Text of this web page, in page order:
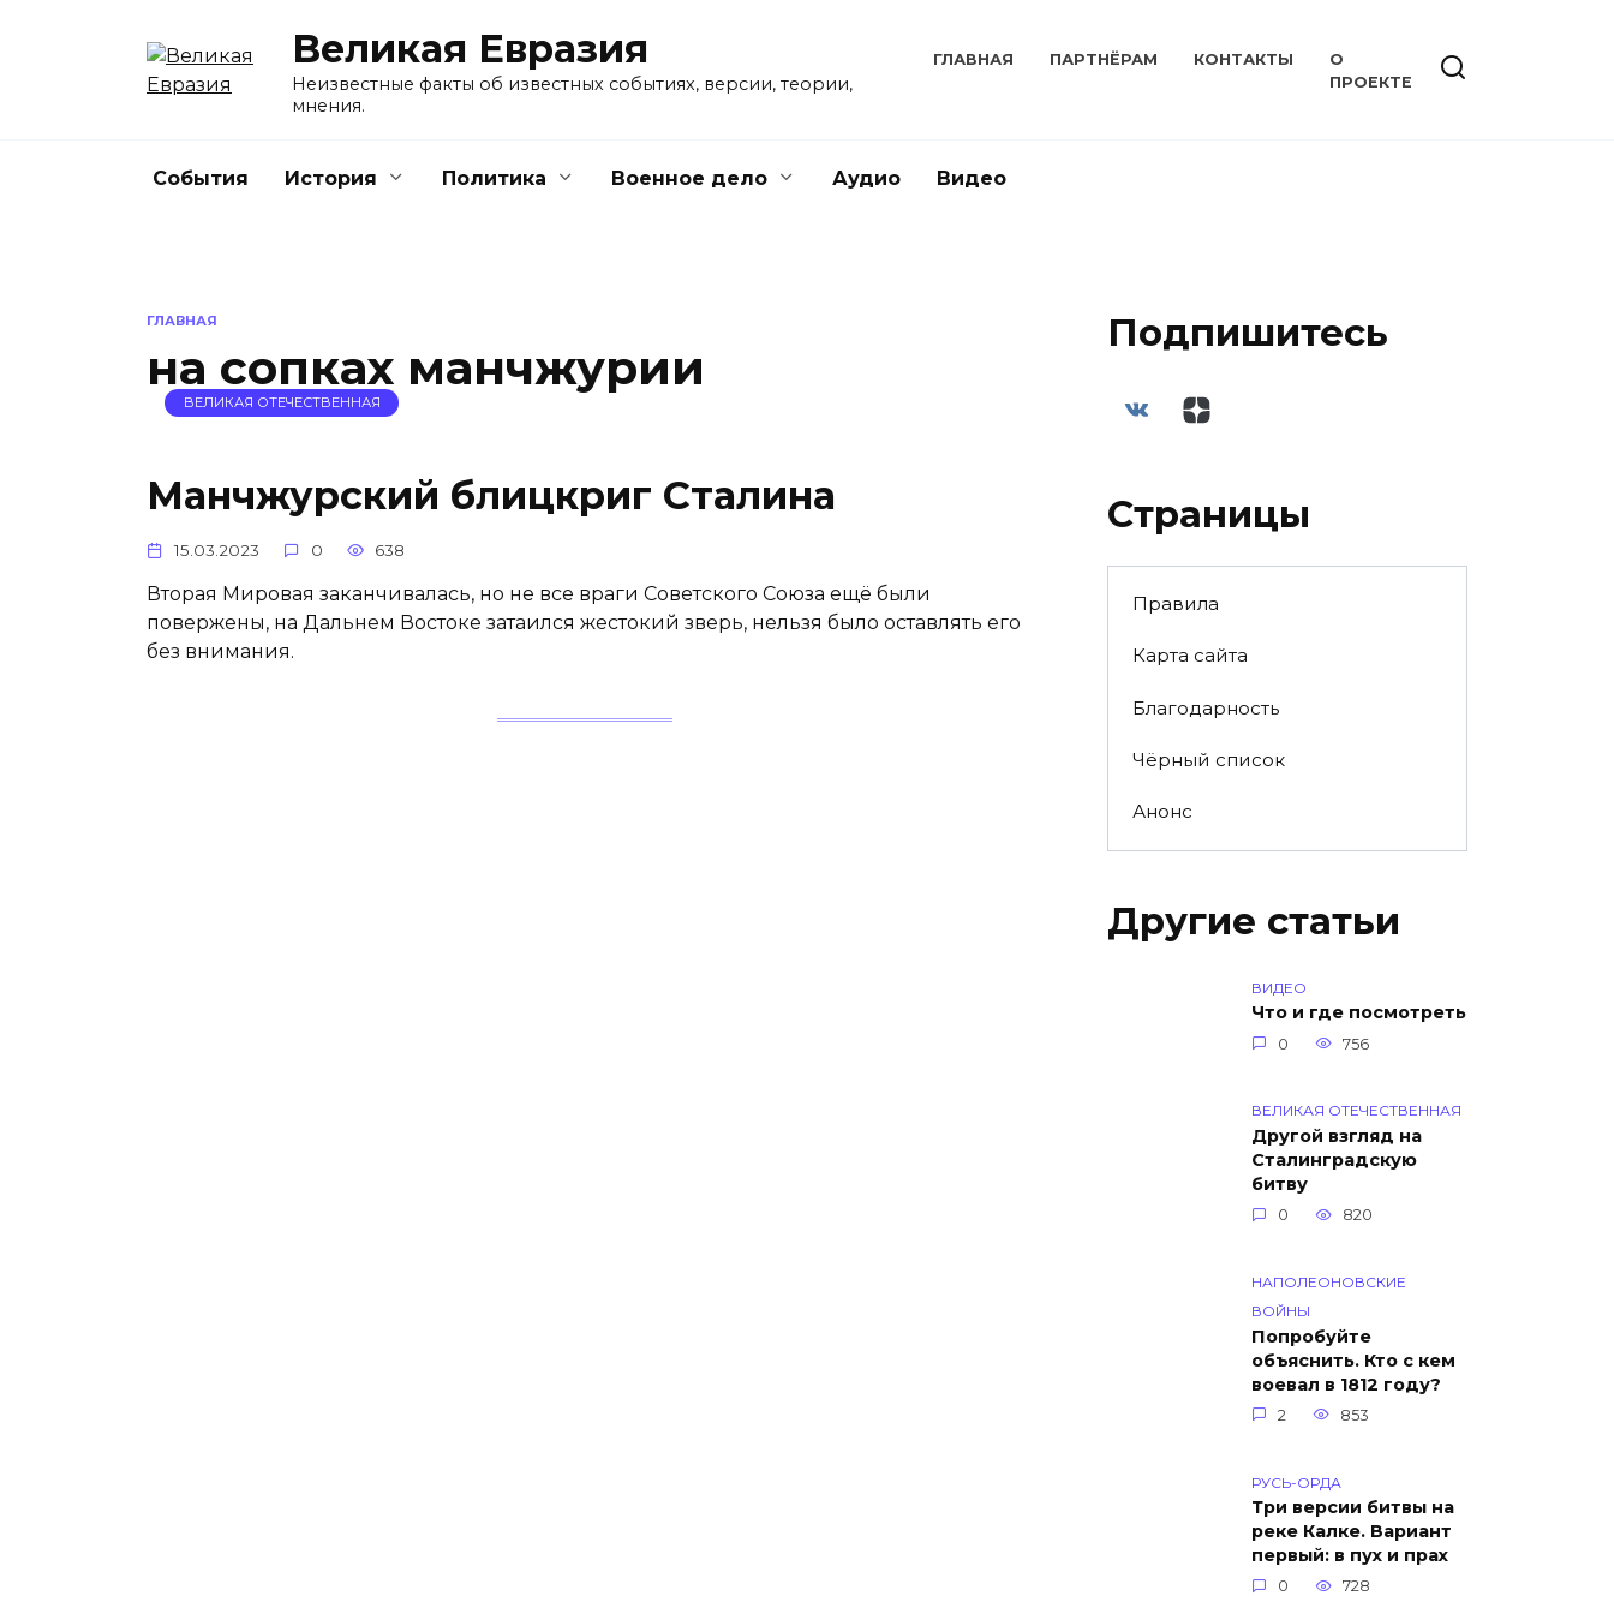
Великая Евразия
Неизвестные факты об известных событиях, версии, теории,
мнения.
ГЛАВНАЯ ПАРТНЁРАМ КОНТАКТЫ
О
ПРОЕКТЕ
События История Политика Военное дело Аудио Видео
ГЛАВНАЯ
на сопках манчжурии
ВЕЛИКАЯ ОТЕЧЕСТВЕННАЯ
Манчжурский блицкриг Сталина
15.03.2023 0 638
Вторая Мировая заканчивалась, но не все враги Советского Союза ещё были
повержены, на Дальнем Востоке затаился жестокий зверь, нельзя было оставлять его
без внимания.
Подпишитесь
Страницы
Правила
Карта сайта
Благодарность
Чёрный список
Анонс
Другие статьи
ВИДЕО
Что и где посмотреть
0 756
ВЕЛИКАЯ ОТЕЧЕСТВЕННАЯ
Другой взгляд на
Сталинградскую
битву
0 820
НАПОЛЕОНОВСКИЕ
ВОЙНЫ
Попробуйте
объяснить. Кто с кем
воевал в 1812 году?
2 853
РУСЬ-ОРДА
Три версии битвы на
реке Калке. Вариант
первый: в пух и прах
0 728